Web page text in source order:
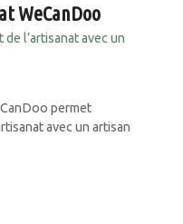
WeCanDoo
l’artisanat avec un
permet
avec un artisan